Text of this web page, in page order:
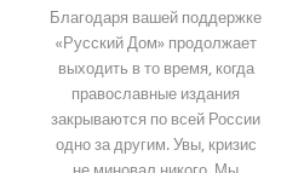
Благодаря вашей поддержке
«Русский Дом» продолжает
выходить в то время, когда
православные издания
закрываются по всей России
одно за другим. Увы, кризис